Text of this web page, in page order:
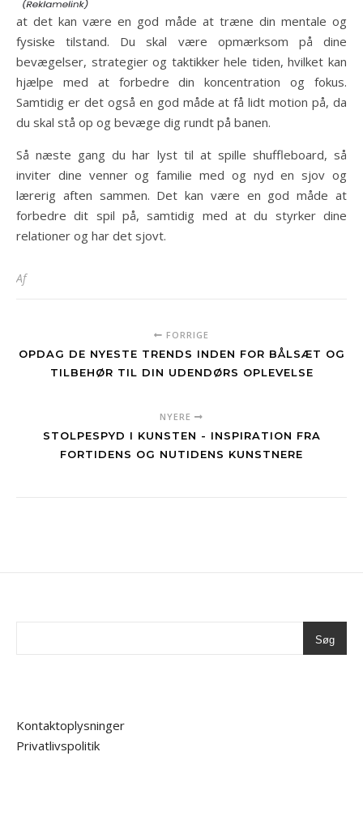
at det kan være en god måde at træne din mentale og
fysiske tilstand. Du skal være opmærksom på dine
bevægelser, strategier og taktikker hele tiden, hvilket kan
hjælpe med at forbedre din koncentration og fokus.
Samtidig er det også en god måde at få lidt motion på, da
du skal stå op og bevæge dig rundt på banen.
Så næste gang du har lyst til at spille shuffleboard, så
inviter dine venner og familie med og nyd en sjov og
lærerig aften sammen. Det kan være en god måde at
forbedre dit spil på, samtidig med at du styrker dine
relationer og har det sjovt.
Af
FORRIGE
OPDAG DE NYESTE TRENDS INDEN FOR BÅLSÆT OG
TILBEHØR TIL DIN UDENDØRS OPLEVELSE
NYERE
STOLPESPYD I KUNSTEN - INSPIRATION FRA
FORTIDENS OG NUTIDENS KUNSTNERE
Søg
Kontaktoplysninger
Privatlivspolitik